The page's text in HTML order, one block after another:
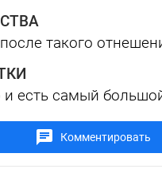
такого
есть самый
Комментировать